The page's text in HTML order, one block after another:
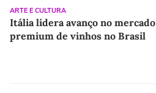
ARTE E CULTURA
Itália lidera avanço no mercado
premium de vinhos no Brasil